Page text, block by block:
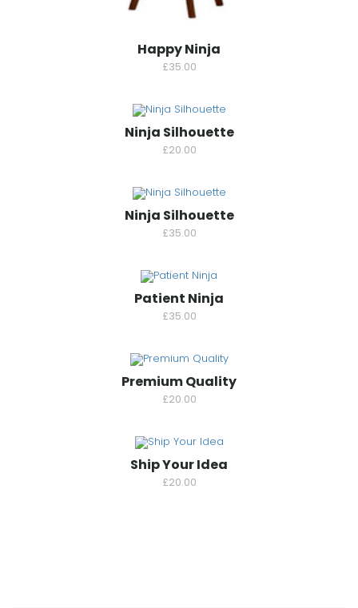
Happy Ninja
£35.00
Ninja Silhouette
£20.00
Ninja Silhouette
£35.00
Patient Ninja
£35.00
Premium Quality
£20.00
Ship Your Idea
£20.00